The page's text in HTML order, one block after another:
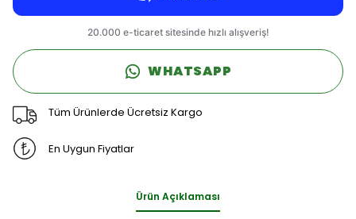
WHATSAPP
Tüm Ürünlerde Ücretsiz Kargo
En Uygun Fiyatlar
Ürün Açıklaması